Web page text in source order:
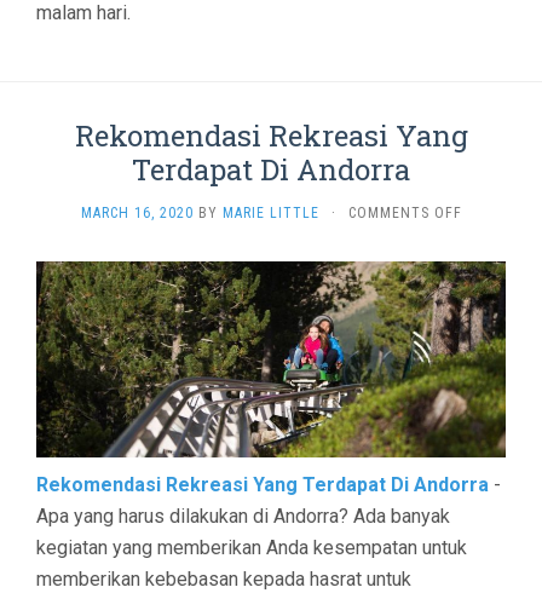
malam hari.
Rekomendasi Rekreasi Yang
Terdapat Di Andorra
MARCH 16, 2020 BY MARIE LITTLE · COMMENTS OFFON
REKREASI
YANG
TERDAPAT
DI
ANDORRA
Rekomendasi Rekreasi Yang Terdapat Di Andorra -
Apa yang harus dilakukan di Andorra? Ada banyak
kegiatan yang memberikan Anda kesempatan untuk
memberikan kebebasan kepada hasrat untuk